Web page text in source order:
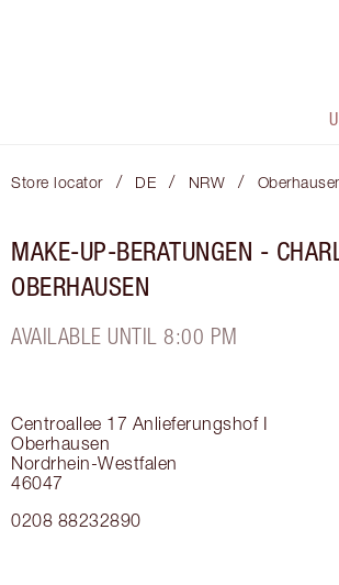
Store locator / DE / NRW /
MAKE-UP-BERATUNGEN -
OBERHAUSEN
AVAILABLE UNTIL 8:00 PM
Centroallee 17 Anlieferungshof I
Oberhausen
Nordrhein-Westfalen
46047
0208 88232890